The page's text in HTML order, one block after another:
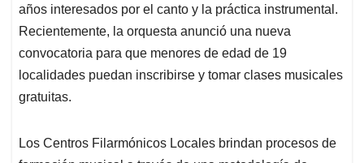
p
k
n
años interesados por el canto y la práctica instrumental.
Recientemente, la orquesta anunció una nueva
convocatoria para que menores de edad de 19
localidades puedan inscribirse y tomar clases musicales
gratuitas.
Los Centros Filarmónicos Locales brindan procesos de